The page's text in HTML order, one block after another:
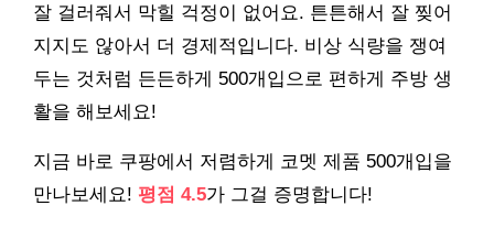
잘 걸러줘서 막힐 걱정이 없어요. 튼튼해서 잘 찢어
지지도 않아서 더 경제적입니다. 비상 식량을 쟁여
두는 것처럼 든든하게 500개입으로 편하게 주방 생
활을 해보세요!
지금 바로 쿠팡에서 저렴하게 코멧 제품 500개입을
만나보세요! 평점 4.5가 그걸 증명합니다!